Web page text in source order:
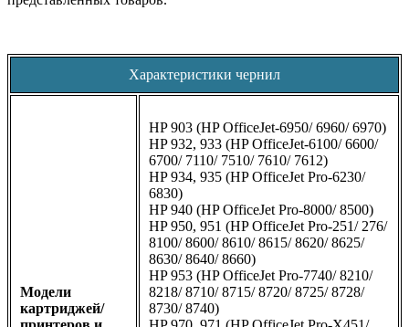
Характеристики чернил
Модели
картриджей/
HP 903 (HP OfficeJet-6950/ 6960/ 6970)
HP 932, 933 (HP OfficeJet-6100/ 6600/
6700/ 7110/ 7510/ 7610/ 7612)
HP 934, 935 (HP OfficeJet Pro-6230/
6830)
HP 940 (HP OfficeJet Pro-8000/ 8500)
HP 950, 951 (HP OfficeJet Pro-251/ 276/
8100/ 8600/ 8610/ 8615/ 8620/ 8625/
8630/ 8640/ 8660)
HP 953 (HP OfficeJet Pro-7740/ 8210/
8218/ 8710/ 8715/ 8720/ 8725/ 8728/
8730/ 8740)